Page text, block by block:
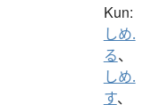
Kun:
しめ.
る、
しめ.
す、